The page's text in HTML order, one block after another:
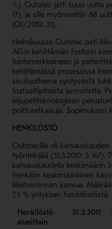
%). Outotec jätti kuusi uutta
17), ja sille myönnettiin 68
(Q1/2010: 31).
Helmikuussa Outotec osti
AG:n kehittämän fosforin
tuotemerkkeineen ja
kehittämässä prosessissa
sivutuotteena syntyvästä
fosfaattipitoista lannoitetta.
leijupetiteknologiaan
polttoratkaisuja. Sopimuksen
HENKILÖSTÖ
Outotecillä oli
työntekijää (31.3.2010: 3 167).
katsauskaudella keskimäärin
henkilön keskimääräinen
liiketoiminnan kasvua.
7,5 % yrityksen henkilöstöstä.
Henkilöstö
alueittain
31.3.2011